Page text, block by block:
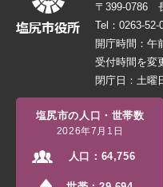
〒399-0786
Tel：0263-52-
開庁時間：午
受付時間を変
閉庁日：土曜
塩尻市の人口・世帯数
2026年7月1日
人口： 64,756